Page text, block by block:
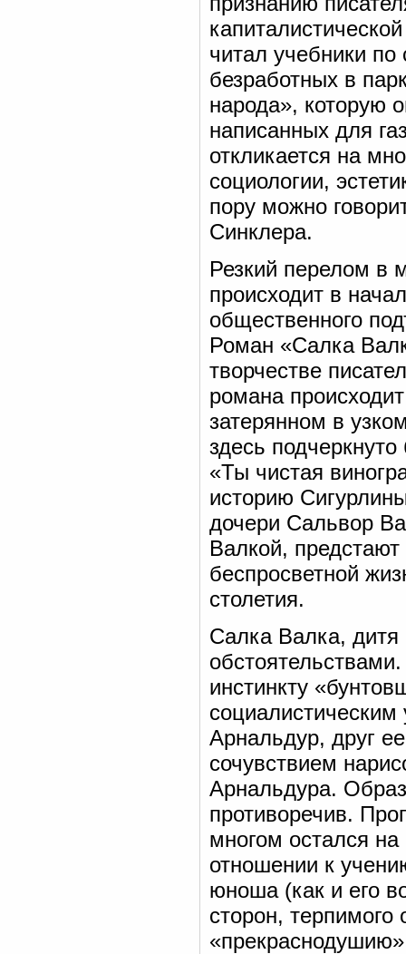
читал учебники
безработных в
народа», которую
написанных для
откликается на
социологии,
пору можно
Синклера.
Резкий перелом в
происходит в
общественного
Роман «Салка
творчестве
романа
затерянном в
здесь
«Ты чистая
историю
дочери Сальвор
Валкой,
беспросветной
столетия.
Салка Валка, дитя
инстинкту
Арнальдур, друг
сочувствием
Арнальдура.
противоречив.
многом остался на
отношении к
юноша (как и его
сторон,